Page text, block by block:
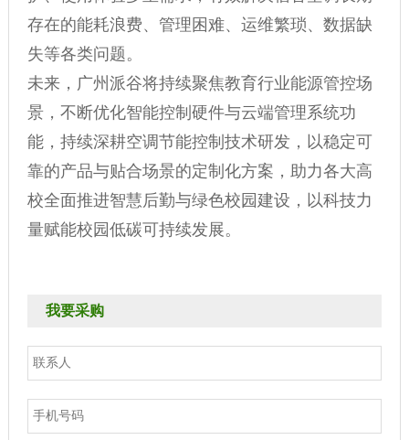
存在的能耗浪费、管理困难、运维繁琐、数据缺
失等各类问题。
未来，广州派谷将持续聚焦教育行业能源管控场
景，不断优化智能控制硬件与云端管理系统功
能，持续深耕空调节能控制技术研发，以稳定可
靠的产品与贴合场景的定制化方案，助力各大高
校全面推进智慧后勤与绿色校园建设，以科技力
量赋能校园低碳可持续发展。
我要采购